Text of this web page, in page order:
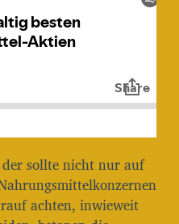
sollte nicht nur auf
achten, inwieweit